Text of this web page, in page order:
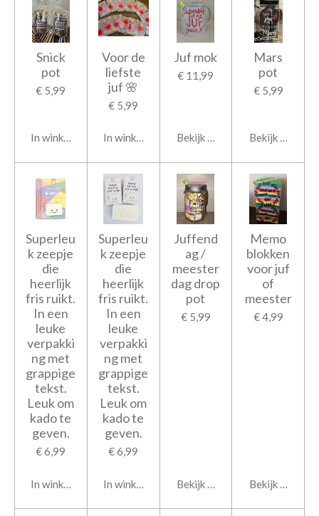
Snick
pot
€ 5,99
In winkelwagen
Voor de
liefste
juf 🌸
€ 5,99
In winkelwagen
Juf mok
€ 11,99
Bekijk details
Mars
pot
€ 5,99
Bekijk details
Superleu
k zeepje
die
heerlijk
fris ruikt.
In een
leuke
verpakki
ng met
grappige
tekst.
Leuk om
kado te
geven.
€ 6,99
In winkelwagen
Superleu
k zeepje
die
heerlijk
fris ruikt.
In een
leuke
verpakki
ng met
grappige
tekst.
Leuk om
kado te
geven.
€ 6,99
In winkelwagen
Juffend
ag /
meester
dag drop
pot
€ 5,99
Bekijk details
Memo
blokken
voor juf
of
meester
€ 4,99
Bekijk details